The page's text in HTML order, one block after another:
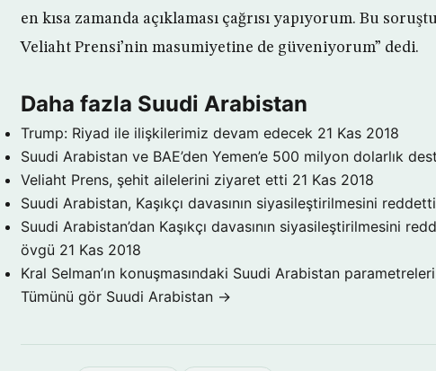
en kısa zamanda açıklaması çağrısı yapıyorum. Bu
Veliaht Prensi’nin masumiyetine de güveniyorum” dedi.
Daha fazla Suudi Arabistan
Trump: Riyad ile ilişkilerimiz devam edecek 21 Kas 2018
Suudi Arabistan ve BAE’den Yemen’e 500 milyon dolarlık
Veliaht Prens, şehit ailelerini ziyaret etti 21 Kas 2018
Suudi Arabistan, Kaşıkçı davasının siyasileştirilmesini reddetti
Suudi Arabistan’dan Kaşıkçı davasının siyasileştirilmesini
övgü 21 Kas 2018
Kral Selman’ın konuşmasındaki Suudi Arabistan parametreleri
Tümünü gör Suudi Arabistan →